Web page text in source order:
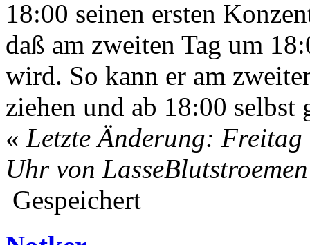
18:00 seinen ersten
daß am zweiten Tag um
wird. So kann er am
ziehen und ab 18:00 selbst
« Letzte Änderung:
Uhr von LasseBlutstroemen
Gespeichert